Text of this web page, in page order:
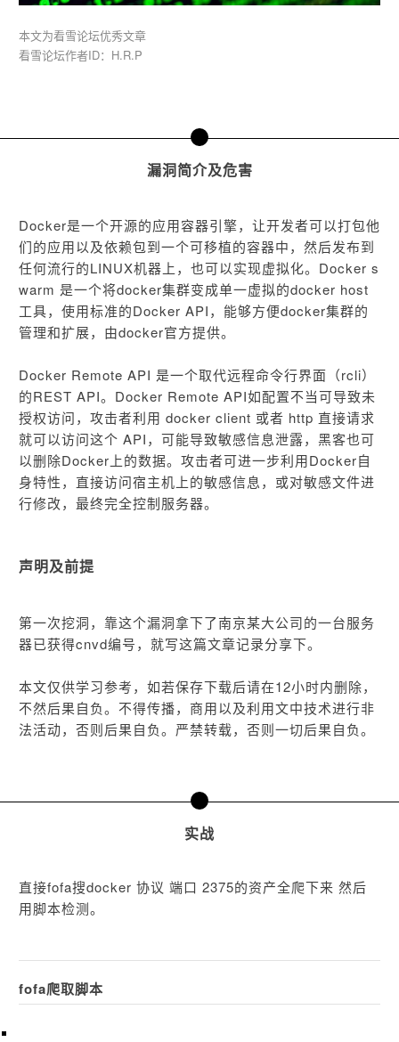
本文为看雪论坛优秀文章
看雪论坛作者ID：H.R.P
一
漏洞简介及危害
Docker是一个开源的应用容器引擎，让开发者可以打包他
们的应用以及依赖包到一个可移植的容器中，然后发布到
任何流行的LINUX机器上，也可以实现虚拟化。Docker s
warm 是一个将docker集群变成单一虚拟的docker host
工具，使用标准的Docker API，能够方便docker集群的
管理和扩展，由docker官方提供。
Docker Remote API 是一个取代远程命令行界面（rcli）
的REST API。Docker Remote API如配置不当可导致未
授权访问，攻击者利用 docker client 或者 http 直接请求
就可以访问这个 API，可能导致敏感信息泄露，黑客也可
以删除Docker上的数据。攻击者可进一步利用Docker自
身特性，直接访问宿主机上的敏感信息，或对敏感文件进
行修改，最终完全控制服务器。
声明及前提
第一次挖洞，靠这个漏洞拿下了南京某大公司的一台服务
器已获得cnvd编号，就写这篇文章记录分享下。
本文仅供学习参考，如若保存下载后请在12小时内删除，
不然后果自负。不得传播，商用以及利用文中技术进行非
法活动，否则后果自负。严禁转载，否则一切后果自负。
二
实战
直接fofa搜docker 协议 端口 2375的资产全爬下来 然后
用脚本检测。
fofa爬取脚本